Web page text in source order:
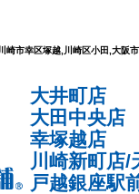
市幸区塚越,川崎区小田,大阪
大井町店
大田中央店
幸塚越店
川崎新町店/
戸越銀座駅